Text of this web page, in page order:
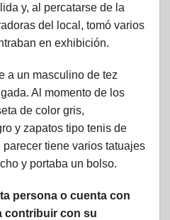
y, al percatarse de la
del local, tomó varios
en exhibición.
a un masculino de tez
Al momento de los
de color gris,
y zapatos tipo tenis de
tiene varios tatuajes
y portaba un bolso.
persona o cuenta con
contribuir con su